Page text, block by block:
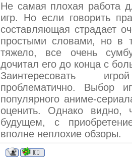
Не самая плохая работа
игр. Но если говорить
составляющая страдает
простыми словами, но в
тяжело, все очень
дочитал его до конца с
Заинтересовать
проблематично. Выбор
популярного аниме-
оценить. Однако видно,
будущем, с
вполне неплохие обзоры.